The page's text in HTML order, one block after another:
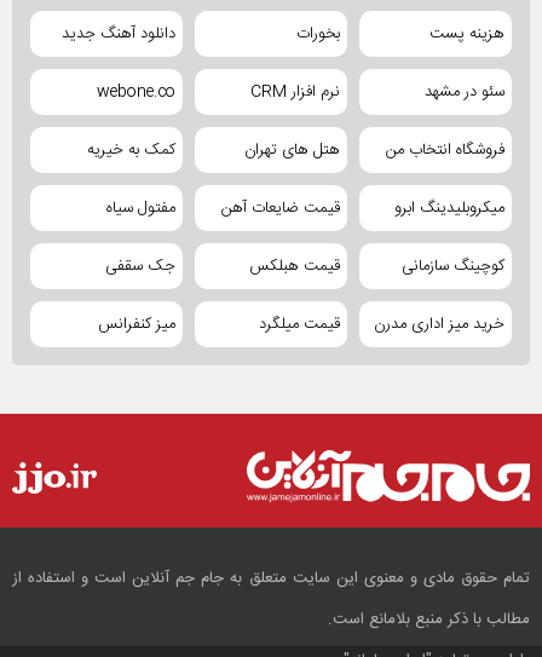
هزینه پست بخورات دانلود آهنگ جدید
سئو در مشهد نرم افزار CRM webone.co
فروشگاه انتخاب من هتل های تهران کمک به خیریه
میکروبلیدینگ ابرو قیمت ضایعات آهن مفتول سیاه
کوچینگ سازمانی قیمت هبلکس جک سقفی
خرید میز اداری مدرن قیمت میلگرد میز کنفرانس
تمام حقوق مادی و معنوی این سایت متعلق به جام جم آنلاین است و استفاده از
مطالب با ذکر منبع بلامانع است.